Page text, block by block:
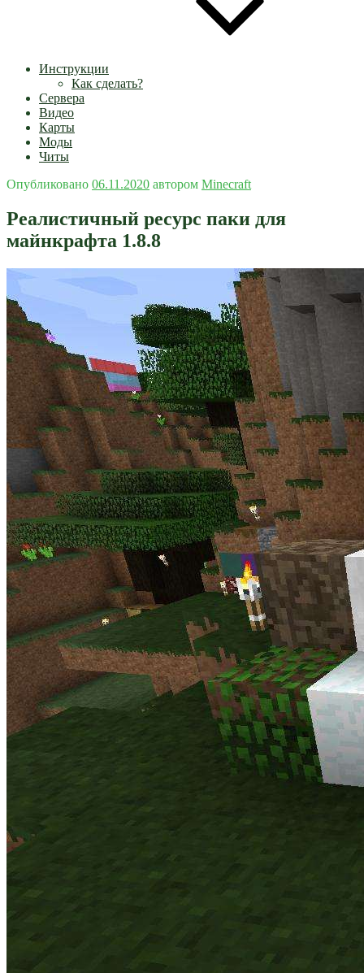
Инструкции
Как сделать?
Сервера
Видео
Карты
Моды
Читы
Опубликовано 06.11.2020 автором Minecraft
Реалистичный ресурс паки для
майнкрафта 1.8.8